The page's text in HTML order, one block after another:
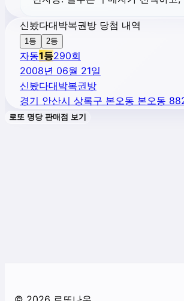
신봤다대박복권방 당첨 내역
1등 2등
자동1등290회
2008년 06월 21일
신봤다대박복권방
경기 안산시 상록구 본오동 본오동
로또 명당 판매점 보기